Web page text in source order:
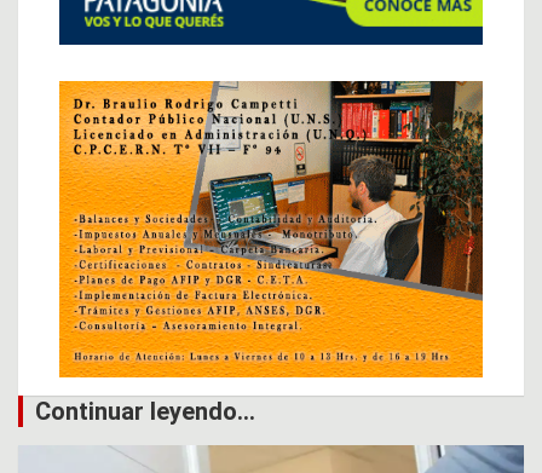
Continuar leyendo...